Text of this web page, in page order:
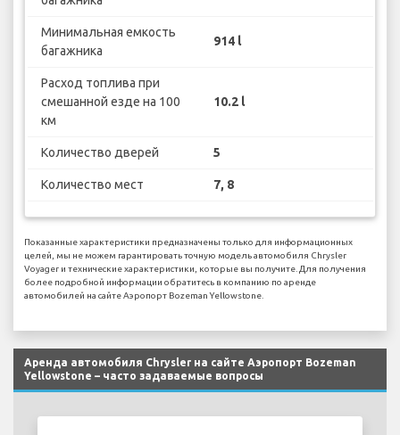
Минимальная емкость
багажника
914 l
Расход топлива при
смешанной езде на 100
км
10.2 l
Количество дверей 5
Количество мест 7, 8
Показанные характеристики предназначены только для информационных
целей, мы не можем гарантировать точную модель автомобиля Chrysler
Voyager и технические характеристики, которые вы получите. Для получения
более подробной информации обратитесь в компанию по аренде
автомобилей на сайте Аэропорт Bozeman Yellowstone.
Аренда автомобиля Chrysler на сайте Аэропорт Bozeman
Yellowstone – часто задаваемые вопросы